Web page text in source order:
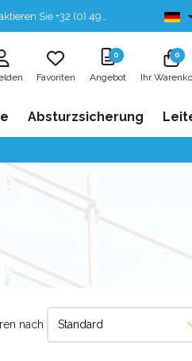
Sie +32 (0) 496 532 330 Ab
Favoriten
0
Angebot
0
Ihr
Absturzsicherung
nach